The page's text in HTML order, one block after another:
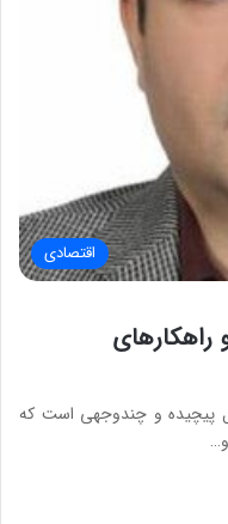
اقتصادی
راهکارهای
پیچیده و چندوجهی است که